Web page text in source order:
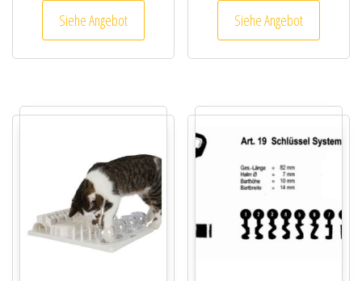
Siehe Angebot Siehe Angebot